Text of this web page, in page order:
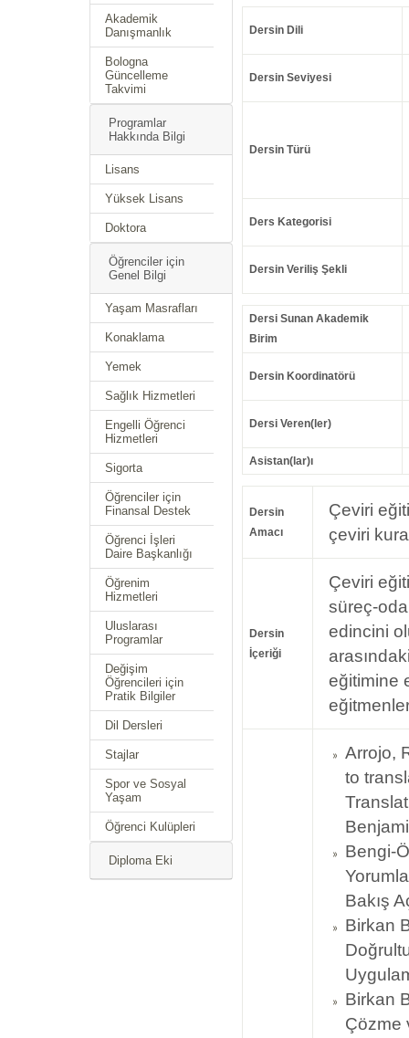
Akademik
Danışmanlık
Bologna
Güncelleme
Takvimi
Programlar
Hakkında Bilgi
Lisans
Yüksek Lisans
Doktora
Öğrenciler için
Genel Bilgi
Yaşam Masrafları
Konaklama
Yemek
Sağlık Hizmetleri
Engelli Öğrenci
Hizmetleri
Sigorta
Öğrenciler için
Finansal Destek
Öğrenci İşleri
Daire Başkanlığı
Öğrenim
Hizmetleri
Uluslarası
Programlar
Değişim
Öğrencileri için
Pratik Bilgiler
Dil Dersleri
Stajlar
Spor ve Sosyal
Yaşam
Öğrenci Kulüpleri
Diploma Eki
Dersin Dili
Dersin Seviyesi
Dersin Türü
Ders Kategorisi
Dersin Veriliş Şekli
Dersi Sunan Akademik
Birim
Dersin Koordinatörü
Dersi Veren(ler)
Asistan(lar)ı
Dersin
Amacı
Çeviri
çeviri
Dersin
İçeriği
Çeviri
süreç-
edincini
eğitimine
Arrojo,
to
Bengi-
Bakış
Birkan
Birkan
Çözme